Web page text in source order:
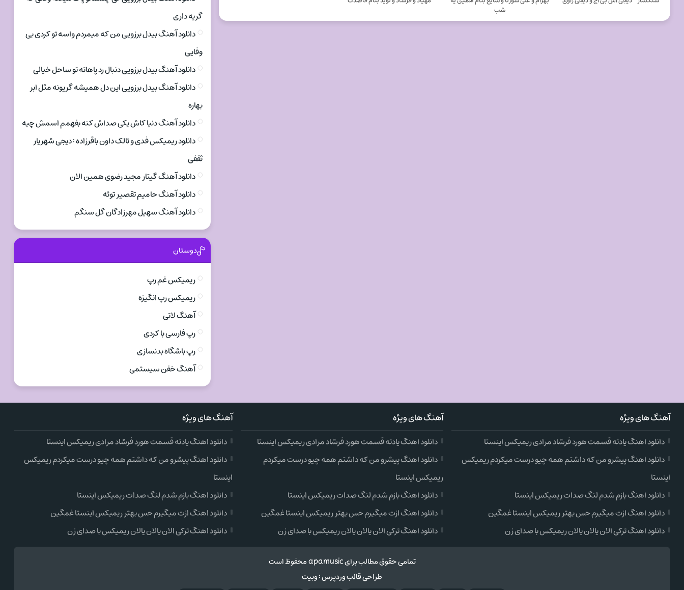
شب
گریه داری
دانلود آهنگ بیدل برزویی من که میمردم واسه تو کردی بی
وفایی
دانلود آهنگ بیدل برزویی دنبال رد پاهاته تو ساحل خیالی
دانلود آهنگ بیدل برزویی این دل همیشه گریونه مثل ابر
بهاره
دانلود آهنگ دنیا کاش یکی صداش کنه بفهمم اسمش چیه
دانلود ریمیکس فدی و تالک داون باقرزاده : دیجی شهریار
ثقفی
دانلود آهنگ گیتار مجید رضوی همین الان
دانلود آهنگ حامیم تقصیر توئه
دانلود آهنگ سهیل مهرزادگان گل سنگم
دوستان
ریمیکس غم رپ
ریمیکس رپ انگیزه
آهنگ لاتی
رپ فارسی با کردی
رپ باشگاه بدنسازی
آهنگ خفن سیستمی
آهنگ های ویژه
دانلود اهنگ یادته قسمت هورد فرشاد مرادی ریمیکس اینستا
دانلود اهنگ پیشرو من که داشتم همه چیو درست میکردم ریمیکس
اینستا
دانلود اهنگ بازم شدم لنگ صدات ریمیکس اینستا
دانلود اهنگ ازت میگیرم حس بهتر ریمیکس اینستا غمگین
دانلود اهنگ ترکی الان یالان یالان ریمیکس با صدای زن
آهنگ های ویژه
دانلود اهنگ یادته قسمت هورد فرشاد مرادی ریمیکس اینستا
دانلود اهنگ پیشرو من که داشتم همه چیو درست میکردم
ریمیکس اینستا
دانلود اهنگ بازم شدم لنگ صدات ریمیکس اینستا
دانلود اهنگ ازت میگیرم حس بهتر ریمیکس اینستا غمگین
دانلود اهنگ ترکی الان یالان یالان ریمیکس با صدای زن
آهنگ های ویژه
دانلود اهنگ یادته قسمت هورد فرشاد مرادی ریمیکس اینستا
دانلود اهنگ پیشرو من که داشتم همه چیو درست میکردم ریمیکس
اینستا
دانلود اهنگ بازم شدم لنگ صدات ریمیکس اینستا
دانلود اهنگ ازت میگیرم حس بهتر ریمیکس اینستا غمگین
دانلود اهنگ ترکی الان یالان یالان ریمیکس با صدای زن
تمامی حقوق مطالب برای apamusic محفوظ است
طراحی قالب وردپرس:وبیت